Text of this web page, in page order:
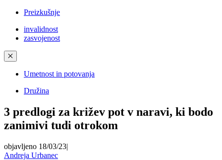
Preizkušnje
invalidnost
zasvojenost
✕
Umetnost in potovanja
Družina
3 predlogi za križev pot v naravi, ki bodo
zanimivi tudi otrokom
objavljeno 18/03/23|
Andreja Urbanec